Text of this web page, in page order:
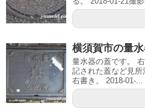
横須賀市の量
量水器の蓋です。
記された蓋など見所
右書き。 2018-01-...